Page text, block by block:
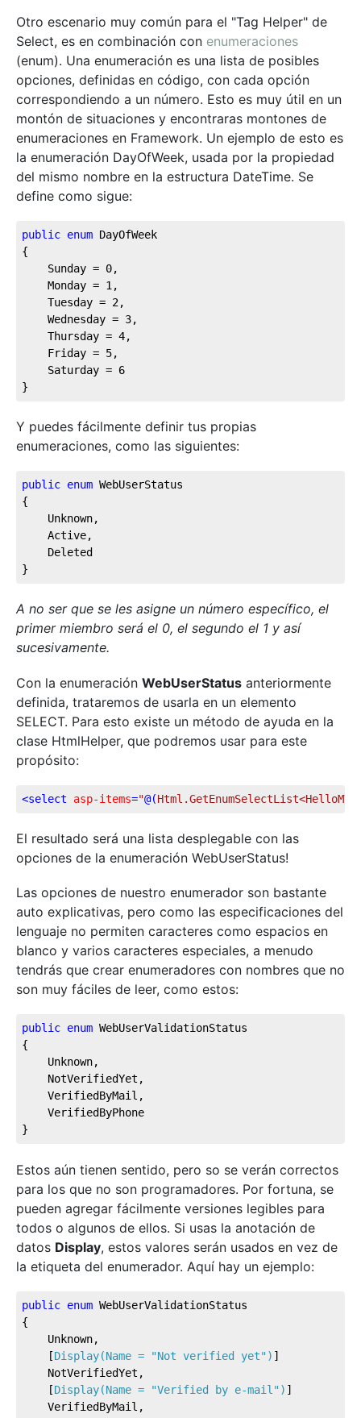
Otro escenario muy común para el "Tag Helper" de
Select, es en combinación con enumeraciones
(enum). Una enumeración es una lista de posibles
opciones, definidas en código, con cada opción
correspondiendo a un número. Esto es muy útil en un
montón de situaciones y encontraras montones de
enumeraciones en Framework. Un ejemplo de esto es
la enumeración DayOfWeek, usada por la propiedad
del mismo nombre en la estructura DateTime. Se
define como sigue:
public enum DayOfWeek
{
	Sunday =
0,
	Monday =
1 ,
	Tuesday =
2,
	Wednesday =
3,
	Thursday =
4,
	Friday =
5,
	Saturday =
6
}
Y puedes fácilmente definir tus propias
enumeraciones, como las siguientes:
public enum WebUserStatus
{
}
A no ser que se les asigne un número específico, el
primer miembro será el 0, el segundo el 1 y así
sucesivamente.
Con la enumeración WebUserStatus anteriormente
definida, trataremos de usarla en un elemento
SELECT. Para esto existe un método de ayuda en la
clase HtmlHelper, que podremos usar para este
propósito:
<select asp-items="@(
El resultado será una lista desplegable con las
opciones de la enumeración WebUserStatus!
Las opciones de nuestro enumerador son bastante
auto explicativas, pero como las especificaciones del
lenguaje no permiten caracteres como espacios en
blanco y varios caracteres especiales, a menudo
tendrás que crear enumeradores con nombres que no
son muy fáciles de leer, como estos:
public enum WebUserValidationStatus
{
}
Estos aún tienen sentido, pero so se verán correctos
para los que no son programadores. Por fortuna, se
pueden agregar fácilmente versiones legibles para
todos o algunos de ellos. Si usas la anotación de
datos Display, estos valores serán usados en vez de
la etiqueta del enumerador. Aquí hay un ejemplo:
public enum WebUserValidationStatus
{
	[
Display(Name = "Not verified yet") ]
	[
Display(Name = "Verified by e-mail") ]